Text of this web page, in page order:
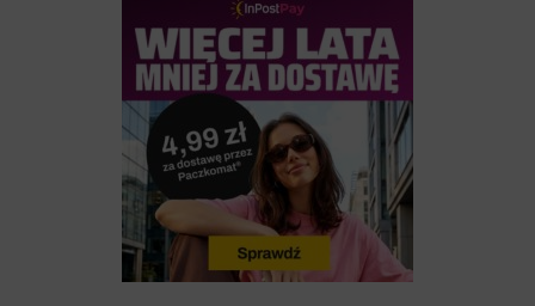
Imię i nazwisko*:
Adres email*: